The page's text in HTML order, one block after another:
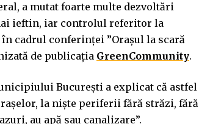
a mutat foarte multe dezvoltări
ieftin, iar controlul referitor la
cadrul conferinței ”Orașul la scară
de publicația GreenCommunity.
București a explicat că astfel
la niște periferii fără străzi, fără
au apă sau canalizare”.